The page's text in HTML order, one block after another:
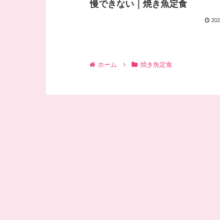
慢できない｜焼き魚定食
ホーム 焼き魚定食